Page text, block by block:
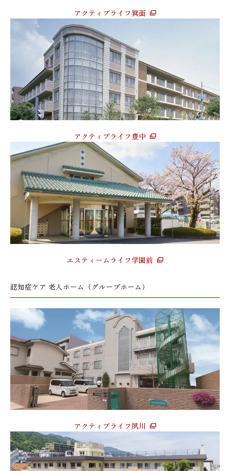
アクティブライフ箕面
アクティブライフ豊中
エスティームライフ学園前
認知症ケア 老人ホーム（グループホーム）
アクティブライフ夙川